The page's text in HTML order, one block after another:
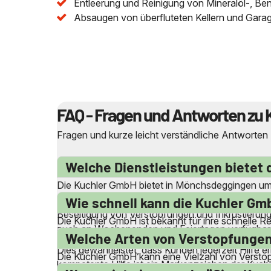
Entleerung und Reinigung von Mineralöl-,
Absaugen von überfluteten Kellern und
FAQ - Fragen und Antworten
Fragen und kurze leicht verständliche
Welche Dienstleistungen bietet
Die Kuchler GmbH bietet in Mönchsdeggingen
Abwasserleitungen, Abflussleitungen und
Beseitigung von Verstopfungen und
auch an Wochenenden und Feiertagen
Wie schnell kann die Kuchler
Die Kuchler GmbH ist bekannt für ihre schnelle
können sie schnell vor Ort sein, um Probleme
Dies gewährleistet, dass Kunden jederzeit Hilfe
kompetente Hilfe ist ein Markenzeichen der
Welche Arten von
Die Kuchler GmbH kann eine Vielzahl von